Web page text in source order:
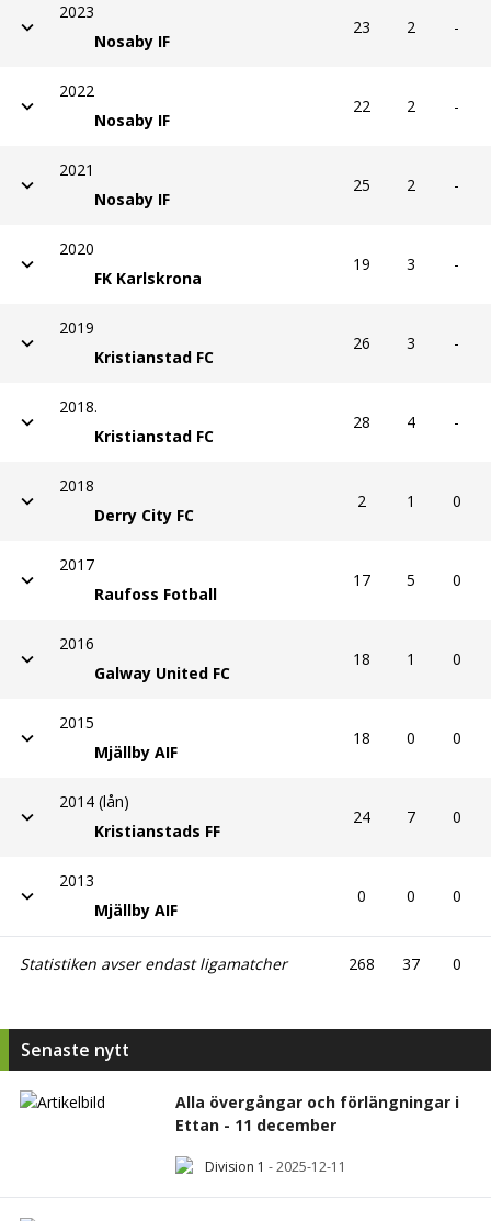
2023
Nosaby IF
23 2 -
2022
Nosaby IF
22 2 -
2021
Nosaby IF
25 2 -
2020
FK Karlskrona
19 3 -
2019
Kristianstad FC
26 3 -
2018.
Kristianstad FC
28 4 -
2018
Derry City FC
2 1 0
2017
Raufoss Fotball
17 5 0
2016
Galway United FC
18 1 0
2015
Mjällby AIF
18 0 0
2014 (lån)
Kristianstads FF
24 7 0
2013
Mjällby AIF
0 0 0
Statistiken avser endast ligamatcher 268 37 0
Senaste nytt
Alla övergångar och förlängningar i
Ettan - 11 december
Division 1 -2025-12-11